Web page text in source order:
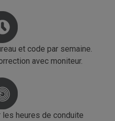
et code par semaine.
avec moniteur.
heures de conduite